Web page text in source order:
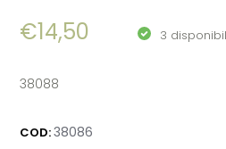
€14,50 3
38088
COD:38086